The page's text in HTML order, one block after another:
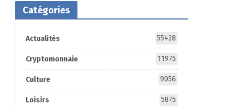
Catégories
Actualités 55428
Cryptomonnaie 11975
Culture 9056
Loisirs 5875